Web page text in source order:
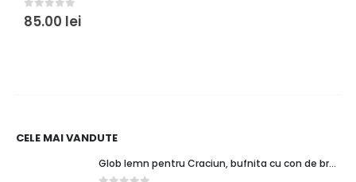
0out of 5
85.00 lei
CELE MAI VANDUTE
Glob lemn pentru Craciun, bufnita cu con de brad